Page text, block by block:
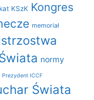
KSzK Kongres
memoriał
normy
Prezydent ICCF
Świata